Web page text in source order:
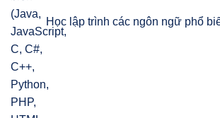
Học lập trình các ngôn ngữ phổ